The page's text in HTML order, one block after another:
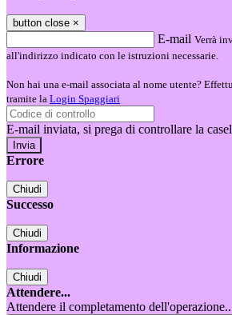
button close ×
E-mail Verrà
all'indirizzo indicato con le istruzioni necessarie.
Non hai una e-mail associata al nome utente?
tramite la Login Spaggiari
E-mail inviata, si prega di controllare la
Errore
Chiudi
Successo
Chiudi
Informazione
Chiudi
Attendere...
Attendere il completamento